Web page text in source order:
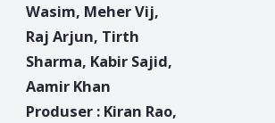
Wasim, Meher Vij,
Raj Arjun, Tirth
Sharma, Kabir Sajid,
Aamir Khan
Produser : Kiran Rao,